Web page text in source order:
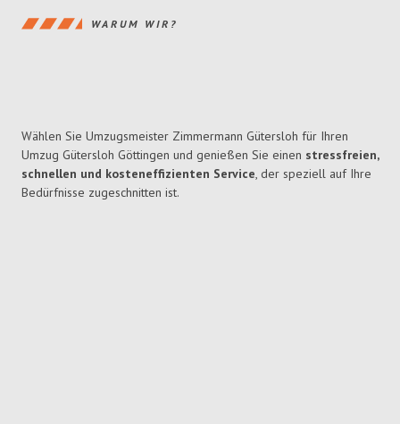
WARUM WIR?
Wählen Sie Umzugsmeister Zimmermann Gütersloh für Ihren
Umzug Gütersloh Göttingen und genießen Sie einen stressfreien,
schnellen und kosteneffizienten Service, der speziell auf Ihre
Bedürfnisse zugeschnitten ist.